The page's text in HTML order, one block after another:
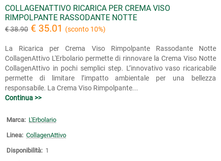
COLLAGENATTIVO RICARICA PER CREMA VISO
RIMPOLPANTE RASSODANTE NOTTE
€ 38.90 € 35.01 (sconto 10%)
La Ricarica per Crema Viso Rimpolpante Rassodante Notte
CollagenAttivo L'Erbolario permette di rinnovare la Crema Viso Notte
CollagenAttivo in pochi semplici step. L’innovativo vaso ricaricabile
permette di limitare l’impatto ambientale per una bellezza
responsabile. La Crema Viso Rimpolpante...
Continua >>
Marca: L'Erbolario
Linea: CollagenAttivo
Disponibilità: 1